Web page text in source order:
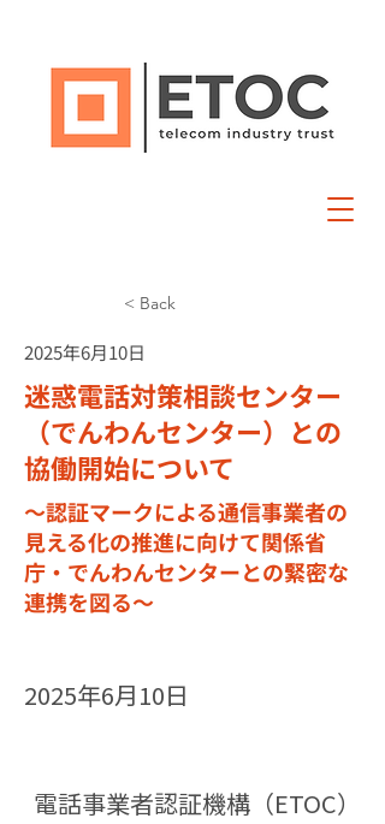
< Back
2025年6月10日
迷惑電話対策相談センター
（でんわんセンター）との
協働開始について
〜認証マークによる通信事業者の
見える化の推進に向けて関係省
庁・でんわんセンターとの緊密な
連携を図る〜
2025年6月10日
電話事業者認証機構（ETOC）